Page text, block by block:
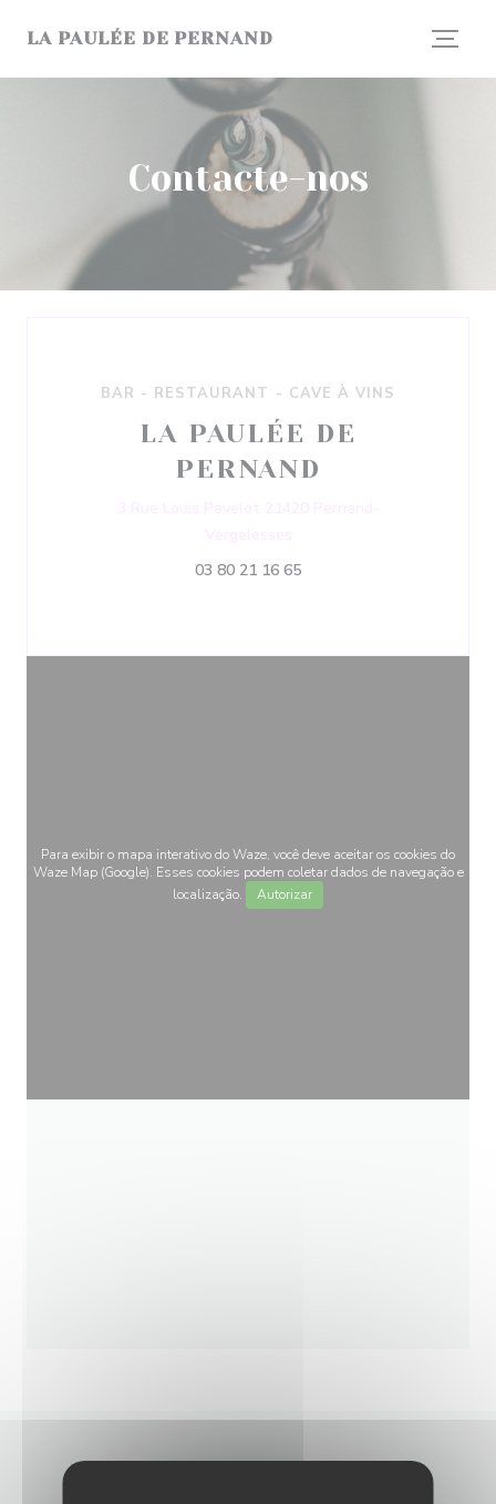
LA PAULÉE DE PERNAND
Contacte-nos
BAR - RESTAURANT - CAVE À VINS
LA PAULÉE DE
PERNAND
03 80 21 16 65
Para exibir o mapa interativo do Waze, você deve aceitar os cookies do
Waze Map (Google). Esses cookies podem coletar dados de navegação e
localização.
Autorizar